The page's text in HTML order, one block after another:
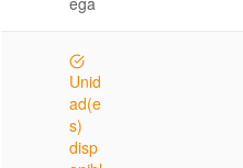
Unid
ad(e
s)
disp